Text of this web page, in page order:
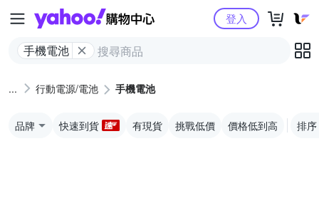
Yahoo購物中心
手機電池
登入
行動電源/電池 手機電池
品牌 快速到貨 有現貨 挑戰低價 價格低到高 排序